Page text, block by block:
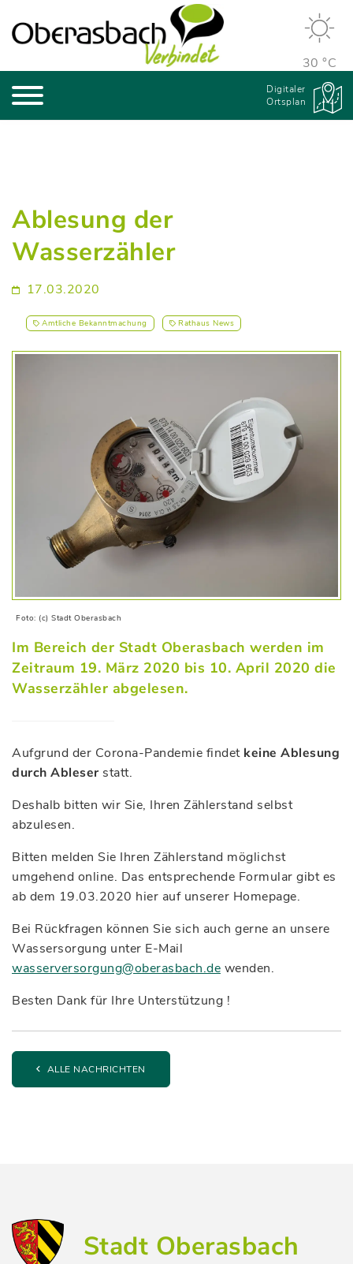
30 °C
Digitaler
Ortsplan
Ablesung der
Wasserzähler
17.03.2020
Amtliche Bekanntmachung Rathaus News
Foto: (c) Stadt Oberasbach
Im Bereich der Stadt Oberasbach werden im
Zeitraum 19. März 2020 bis 10. April 2020 die
Wasserzähler abgelesen.
Aufgrund der Corona-Pandemie findet keine Ablesung
durch Ableser statt.
Deshalb bitten wir Sie, Ihren Zählerstand selbst
abzulesen.
Bitten melden Sie Ihren Zählerstand möglichst
umgehend online. Das entsprechende Formular gibt es
ab dem 19.03.2020 hier auf unserer Homepage.
Bei Rückfragen können Sie sich auch gerne an unsere
Wassersorgung unter E-Mail
wasserversorgung@oberasbach.de wenden.
Besten Dank für Ihre Unterstützung !
ALLE NACHRICHTEN
Stadt Oberasbach